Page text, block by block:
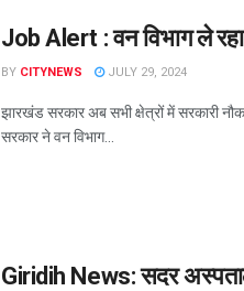
Job Alert : वन विभाग ले
BY CITYNEWS JULY 29, 2024
झारखंड सरकार अब सभी क्षेत्रों में सरकारी
सरकार ने वन विभाग...
Giridih News: सदर